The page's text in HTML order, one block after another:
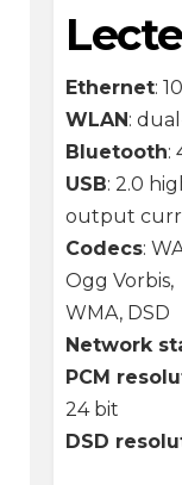
Ethernet:
WLAN :
Bluetooth:
USB: 2.0
output
Codecs:
Ogg Vorbis,
WMA, DSD
Network
PCM
24 bit
DSD